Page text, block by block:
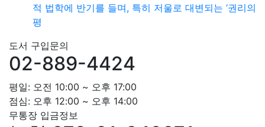
적 법학에 반기를 들며, 특히 저울로 대변되는 ‘권리의
평
도서 구입문의
02-889-4424
평일: 오전 10:00 ~ 오후 17:00
점심: 오후 12:00 ~ 오후 14:00
무통장 입금정보